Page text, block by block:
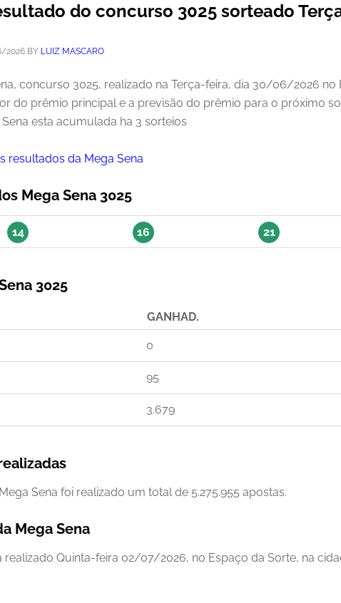
do concurso 3025 sorteado
2026 BY LUIZ MASCARO
concurso 3025, realizado na Terça-feira, dia 30/06/2026 no
do prêmio principal e a previsão do prêmio para o próximo
esta acumulada ha 3 sorteios
resultados da Mega Sena
Mega Sena 3025
14 16 21
3025
GANHAD.
0
95
3.679
Sena foi realizado um total de 5.275.955 apostas.
Mega Sena
Quinta-feira 02/07/2026, no Espaço da Sorte, na